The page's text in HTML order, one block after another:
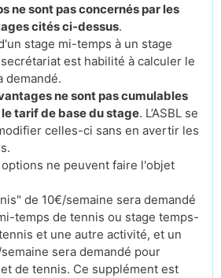
ne sont pas concernés par les
cités ci-dessus.
stage mi-temps à un stage
est habilité à calculer le
demandé.
ne sont pas cumulables
tarif de base du stage. L’ASBL se
celles-ci sans en avertir les
ne peuvent faire l'objet
de 10€/semaine sera demandé
temps de tennis ou stage temps-
et une autre activité, et un
sera demandé pour
de tennis. Ce supplément est